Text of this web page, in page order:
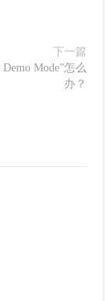
下一篇
Mode”怎么
办？